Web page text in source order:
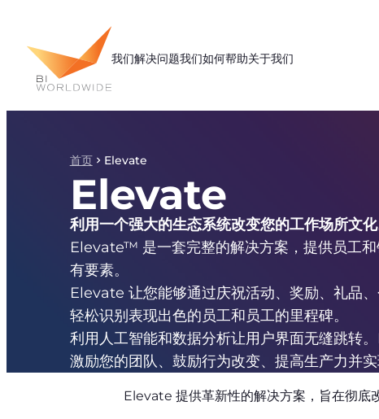
我们解决问题我们如何帮助关于我们
首页 Elevate
Elevate
利用一个强大的生态系统改变您的工作场所文化
Elevate™ 是一套完整的解决方案，提供员工
有要素。
Elevate 让您能够通过庆祝活动、奖励、礼品
轻松识别表现出色的员工和员工的里程碑。
利用人工智能和数据分析让用户界面无缝跳转
激励您的团队、鼓励行为改变、提高生产力并实
Elevate 提供革新性的解决方案，旨在彻底